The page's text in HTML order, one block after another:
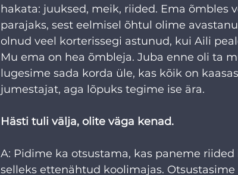
hakata: juuksed, meik, riided. Ema õmbles
parajaks, sest eelmisel õhtul olime
olnud veel korterissegi astunud, kui Aili
Mu ema on hea õmbleja. Juba enne oli ta
lugesime sada korda üle, kas kõik on
jumestajat, aga lõpuks tegime ise ära.
Hästi tuli välja, olite väga kenad.
A: Pidime ka otsustama, kas paneme
selleks ettenähtud koolimajas.